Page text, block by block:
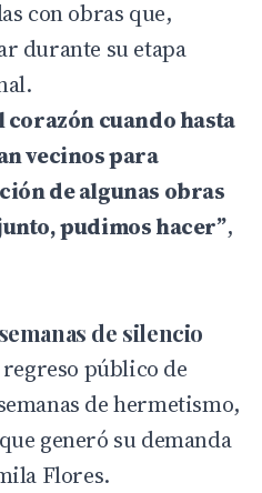
con obras que,
durante su etapa
corazón cuando hasta
vecinos para
de algunas obras
pudimos hacer”,
de silencio
público de
de hermetismo,
generó su demanda
Flores.